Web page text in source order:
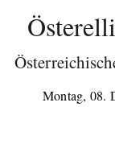
Montag, 08.